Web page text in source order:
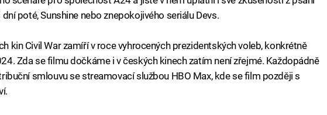
poté, Sunshine nebo znepokojivého seriálu Devs.
kin Civil War zamíří v roce vyhrocených prezidentských voleb, konkrétně
Zda se filmu dočkáme i v českých kinech zatím není zřejmé. Každopádně
smlouvu se streamovací službou HBO Max, kde se film později s